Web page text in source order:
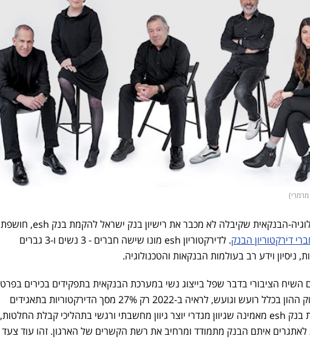
, קבוצת הטכנולוגיה-הבנקאית שקיבלה לא מכבר את רישיון בנק ישראל להקמת בנק esh, חושפת
דירקטוריון הבנק
. לדירקטוריון esh מונו שישה חברים - 3 נשים ו-3 גברים
ניסיון וידע רב בעולמות הבנקאות והטכנולוגיה.
השיח הציבורי בדבר שפל בייצוג נשי במערכת הבנקאית בתפקידים בכירים בפרט
ושוק ההון בכלל רועש וגועש, לראיה ב-2022 רק 27% מסך הדירקטוריות בתאגידים
המדווחים היו נשים. הנהלת בנק esh מאמינה שגיוון מגדרי יוצר גיוון מחשבתי ורגשי בתהליכי קבלת החלטות,
איתם הבנק מתמודד ומרחיב את רשת הקשרים של הארגון. זהו עוד צעד